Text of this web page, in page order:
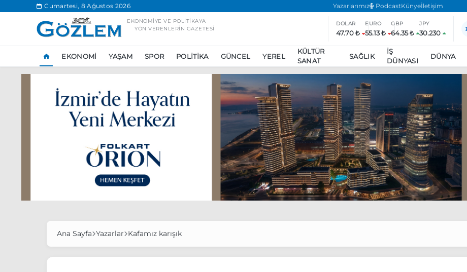
Cumartesi, 8 Ağustos 2026 Yazarlarımız PodcastKünyeİletişim
EKONOMIYE VE POLITIKAYA
YÖN VERENLERIN GAZETESI
DOLAR
47.70 ₺
EURO
55.13 ₺
GBP
64.35 ₺
JPY
30.230
EKONOMI YAŞAM SPOR POLITIKA GÜNCEL YEREL
KÜLTÜR
SANAT
SAĞLIK
İŞ
DÜNYASI
DÜNYA
Ankara’da eylem yasağı uzatıldı
Özgür Özel, Ekrem İmamoğlu’nu
Ünlü çift bir etkinliğe daha katılmama kararı aldı
Boykot
Ana Sayfa Yazarlar Kafamız karışık